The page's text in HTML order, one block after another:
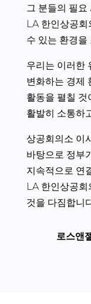
그 분들의 필요
LA 한인상공
수 있는 환경을
우리는 이러한
변화하는 경제
활동을 펼칠 것
활발히 소통하
상공회의소 이
바탕으로 정부
지속적으로 연
LA 한인상공
것을 다짐합니
로스앤